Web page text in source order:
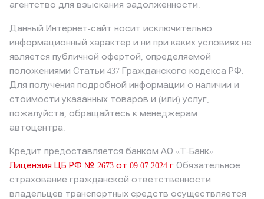
агентство для взыскания задолженности.
Данный Интернет-сайт носит исключительно
информационный характер и ни при каких условиях не
является публичной офертой, определяемой
положениями Статьи 437 Гражданского кодекса РФ.
Для получения подробной информации о наличии и
стоимости указанных товаров и (или) услуг,
пожалуйста, обращайтесь к менеджерам
автоцентра.
Кредит предоставляется банком АО «Т-Банк».
Лицензия ЦБ РФ № 2673 от 09.07.2024 г Обязательное
страхование гражданской ответственности
владельцев транспортных средств осуществляется